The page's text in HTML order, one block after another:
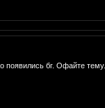
появились бг. Офайте